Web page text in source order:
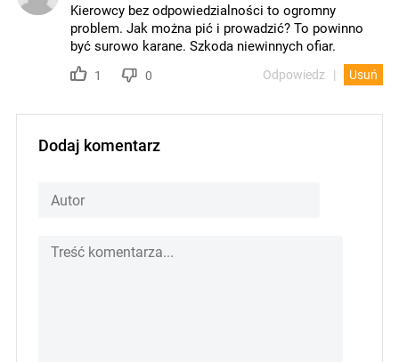
Kierowcy bez odpowiedzialności to ogromny
problem. Jak można pić i prowadzić? To powinno
być surowo karane. Szkoda niewinnych ofiar.
1 0 Odpowiedz Usuń
Dodaj komentarz